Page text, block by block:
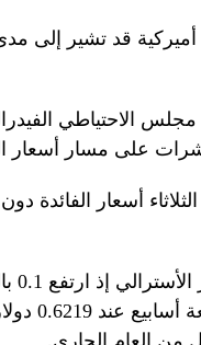
قد تشير إلى مدى
الاحتياطي
على مسار أسعار